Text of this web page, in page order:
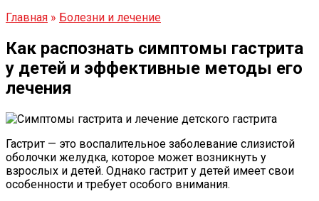
Главная » Болезни и лечение
Как распознать симптомы гастрита
у детей и эффективные методы его
лечения
Гастрит — это воспалительное заболевание слизистой
оболочки желудка, которое может возникнуть у
взрослых и детей. Однако гастрит у детей имеет свои
особенности и требует особого внимания.